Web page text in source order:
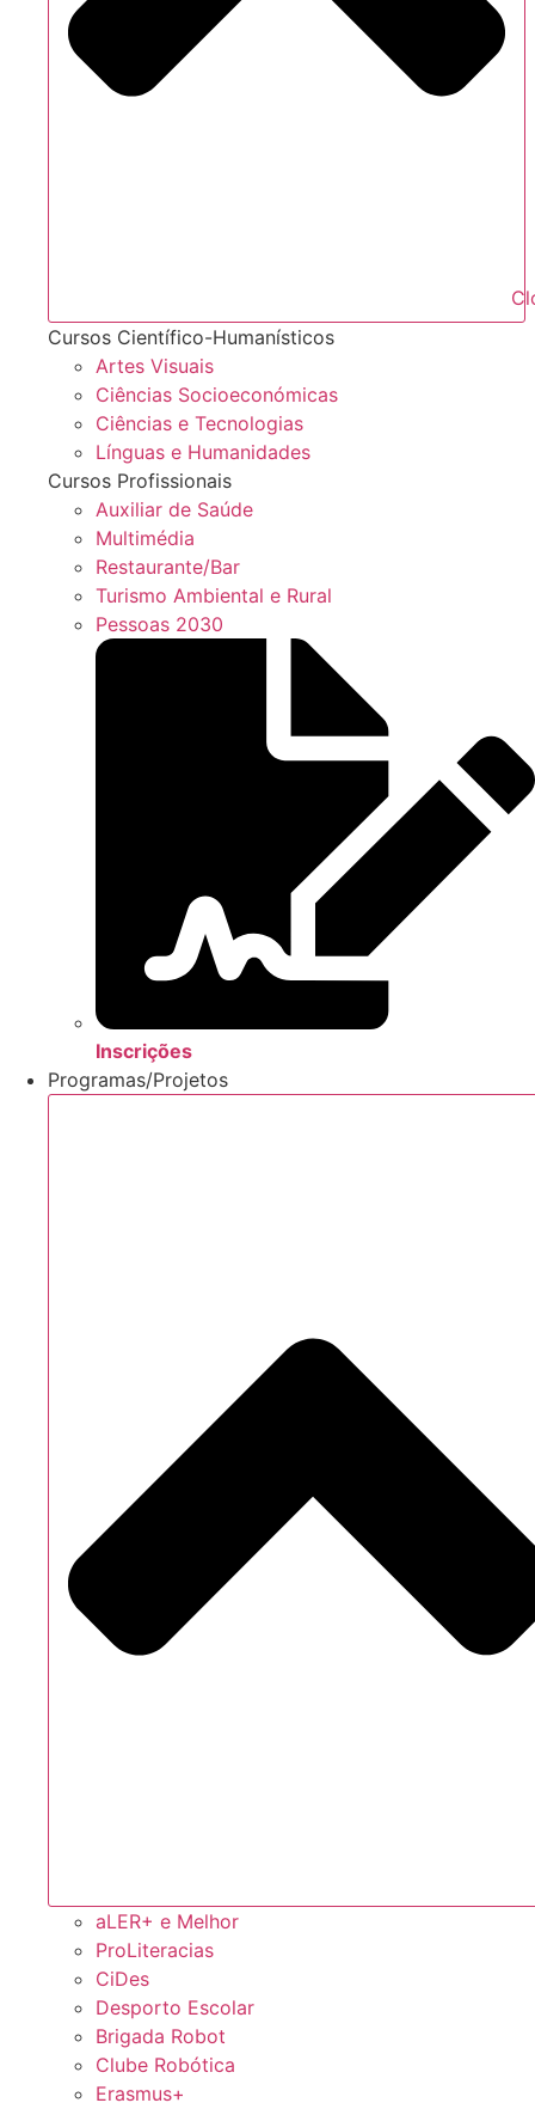
Cursos Científico-Humanísticos
Artes Visuais
Ciências Socioeconómicas
Ciências e Tecnologias
Línguas e Humanidades
Cursos Profissionais
Auxiliar de Saúde
Multimédia
Restaurante/Bar
Turismo Ambiental e Rural
Pessoas 2030
Inscrições
Programas/Projetos
aLER+ e Melhor
ProLiteracias
CiDes
Desporto Escolar
Brigada Robot
Clube Robótica
Erasmus+